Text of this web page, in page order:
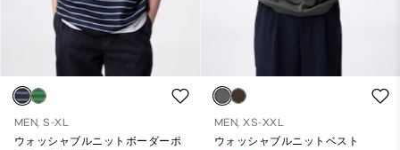
MEN, S-XL
ウォッシャブルニットボーダーポ
MEN, XS-XXL
ウォッシャブルニットベスト